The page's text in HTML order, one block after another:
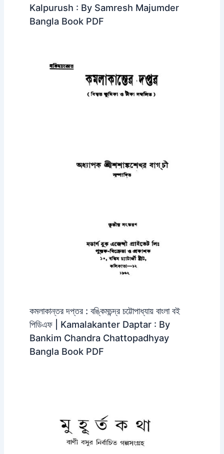
Kalpurush : By Samresh Majumder
Bangla Book PDF
কমলাকান্তর দপ্তর : বঙ্কিমচন্দ্র চট্টোপাধ্যায় বাংলা বই
পিডিএফ | Kamalakanter Daptar : By
Bankim Chandra Chattopadhyay
Bangla Book PDF